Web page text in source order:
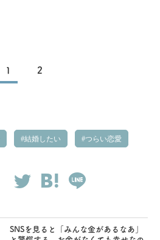
1 2
結婚したい つらい恋愛
SNSを見ると「みんな金があるなあ」